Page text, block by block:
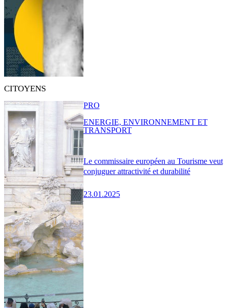
CITOYENS
Le commissaire européen au Tourisme veut
conjuguer attractivité et durabilité
23.01.2025
PRO
ENERGIE, ENVIRONNEMENT ET
TRANSPORT